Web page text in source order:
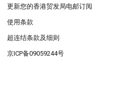
更新您的香港贸发局电邮订阅
使用条款
超连结条款及细则
京ICP备09059244号